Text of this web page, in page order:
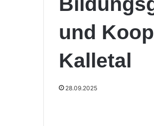
und
Kalletal
28.09.2025